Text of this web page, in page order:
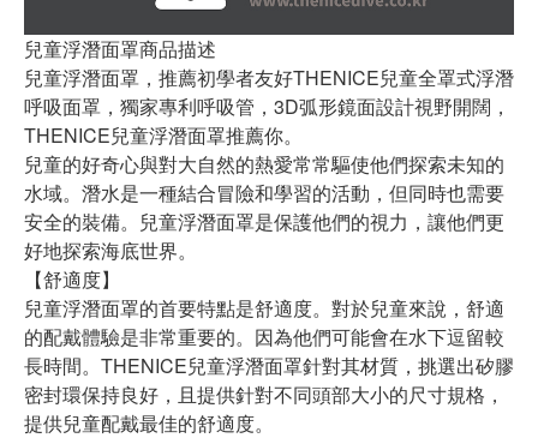
兒童浮潛面罩商品描述
兒童浮潛面罩，推薦初學者友好THENICE兒童全罩式浮潛
呼吸面罩，獨家專利呼吸管，3D弧形鏡面設計視野開闊，
THENICE兒童浮潛面罩推薦你。
兒童的好奇心與對大自然的熱愛常常驅使他們探索未知的
水域。潛水是一種結合冒險和學習的活動，但同時也需要
安全的裝備。兒童浮潛面罩是保護他們的視力，讓他們更
好地探索海底世界。
【舒適度】
兒童浮潛面罩的首要特點是舒適度。對於兒童來說，舒適
的配戴體驗是非常重要的。因為他們可能會在水下逗留較
長時間。THENICE兒童浮潛面罩針對其材質，挑選出矽膠
密封環保持良好，且提供針對不同頭部大小的尺寸規格，
提供兒童配戴最佳的舒適度。